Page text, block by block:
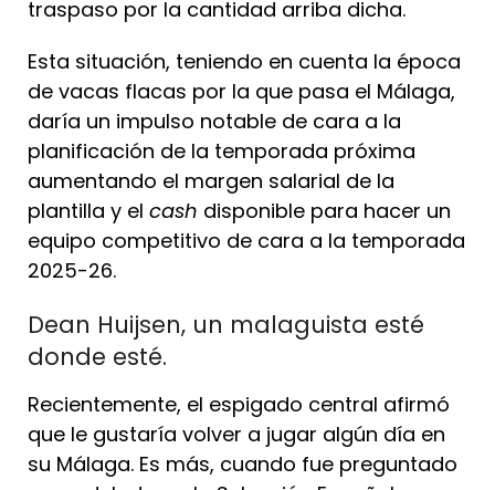
traspaso por la cantidad arriba dicha.
Esta situación, teniendo en cuenta la época
de vacas flacas por la que pasa el Málaga,
daría un impulso notable de cara a la
planificación de la temporada próxima
aumentando el margen salarial de la
plantilla y el cash disponible para hacer un
equipo competitivo de cara a la temporada
2025-26.
Dean Huijsen, un malaguista esté
donde esté.
Recientemente, el espigado central afirmó
que le gustaría volver a jugar algún día en
su Málaga. Es más, cuando fue preguntado